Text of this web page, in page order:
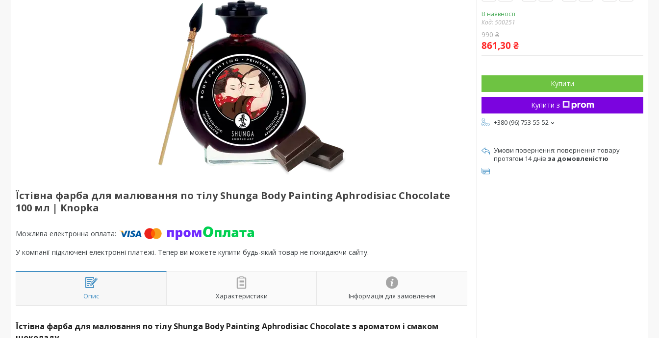
Їстівна фарба для малювання по тілу Shunga Body Painting Aphrodisiac Chocolate
100 мл | Knopka
У компанії підключені електронні платежі. Тепер ви можете купити будь-який товар не покидаючи сайту.
Опис Характеристики Інформація для замовлення
Їстівна фарба для малювання по тілу Shunga Body Painting Aphrodisiac Chocolate з ароматом і смаком
В наявності
Код:500251
990 ₴
861,30 ₴
Купити
Купити з
+380 (96) 753-55-52
повернення товару
протягом 14 днів за домовленістю